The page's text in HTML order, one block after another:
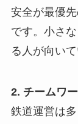
安全が最優
です。小さ
る人が向いて
2. チームワ
鉄道運営は